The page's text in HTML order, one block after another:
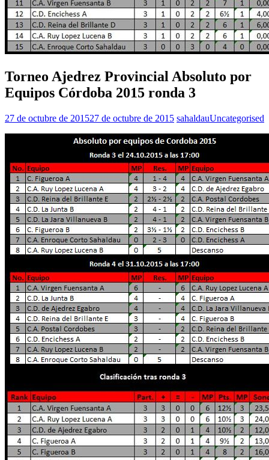
Torneo Ajedrez Provincial Absoluto por
Equipos Córdoba 2015 ronda 3
27 de octubre de 201527 de octubre de 2015 sahaldauUncategorised